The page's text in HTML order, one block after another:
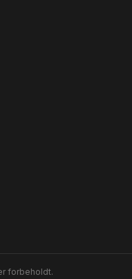
forbeholdt.